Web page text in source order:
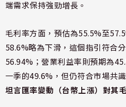
端需求保持強勁增長。
毛利率方面，預估為55.5%至
58.6%略為下滑，這個指引符合
56.94%；營業利益率則預期為
一季的49.6%，但仍符合市場共
坦言匯率變動（台幣上漲）對其